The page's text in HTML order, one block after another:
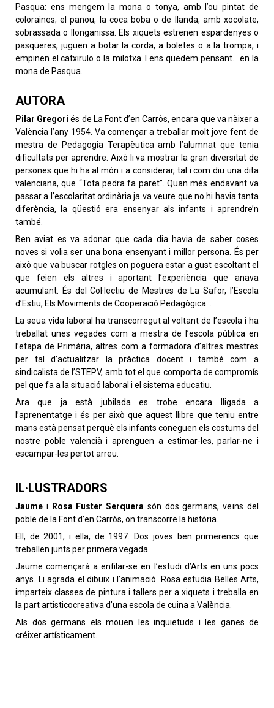
Pasqua: ens mengem la mona o tonya, amb l’ou pintat de
coloraines; el panou, la coca boba o de llanda, amb xocolate,
sobrassada o llonganissa. Els xiquets estrenen espardenyes o
pasqüeres, juguen a botar la corda, a boletes o a la trompa, i
empinen el catxirulo o la milotxa. I ens quedem pensant… en la
mona de Pasqua.
AUTORA
Pilar Gregori és de La Font d’en Carròs, encara que va nàixer a
València l’any 1954. Va començar a treballar molt jove fent de
mestra de Pedagogia Terapèutica amb l’alumnat que tenia
dificultats per aprendre. Això li va mostrar la gran diversitat de
persones que hi ha al món i a considerar, tal i com diu una dita
valenciana, que “Tota pedra fa paret”. Quan més endavant va
passar a l’escolaritat ordinària ja va veure que no hi havia tanta
diferència, la qüestió era ensenyar als infants i aprendre’n
també.
Ben aviat es va adonar que cada dia havia de saber coses
noves si volia ser una bona ensenyant i millor persona. És per
això que va buscar rotgles on poguera estar a gust escoltant el
que feien els altres i aportant l’experiència que anava
acumulant. És del Col·lectiu de Mestres de La Safor, l’Escola
d’Estiu, Els Moviments de Cooperació Pedagògica…
La seua vida laboral ha transcorregut al voltant de l’escola i ha
treballat unes vegades com a mestra de l’escola pública en
l’etapa de Primària, altres com a formadora d’altres mestres
per tal d’actualitzar la pràctica docent i també com a
sindicalista de l’STEPV, amb tot el que comporta de compromís
pel que fa a la situació laboral i el sistema educatiu.
Ara que ja està jubilada es trobe encara lligada a
l’aprenentatge i és per això que aquest llibre que teniu entre
mans està pensat perquè els infants coneguen els costums del
nostre poble valencià i aprenguen a estimar-les, parlar-ne i
escampar-les pertot arreu.
IL·LUSTRADORS
Jaume i Rosa Fuster Serquera són dos germans, veïns del
poble de la Font d’en Carròs, on transcorre la història.
Ell, de 2001; i ella, de 1997. Dos joves ben primerencs que
treballen junts per primera vegada.
Jaume començarà a enfilar-se en l’estudi d’Arts en uns pocs
anys. Li agrada el dibuix i l’animació. Rosa estudia Belles Arts,
imparteix classes de pintura i tallers per a xiquets i treballa en
la part artisticocreativa d’una escola de cuina a València.
Als dos germans els mouen les inquietuds i les ganes de
créixer artísticament.